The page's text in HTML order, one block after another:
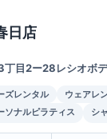
日店
丁目2ー28レシオボ
ズレンタル
ウェアレ
ソナルピラティス シ